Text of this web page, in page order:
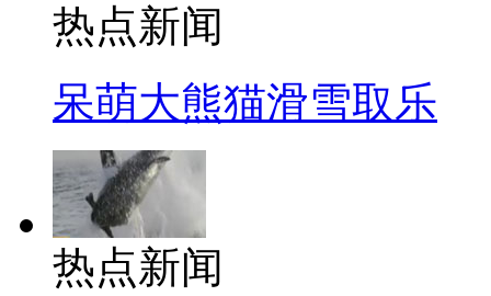
热点新闻
呆萌大熊猫滑雪取乐
热点新闻